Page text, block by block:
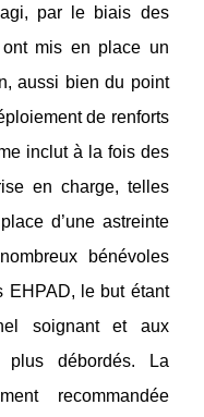
par le biais des
mis en place un
aussi bien du point
de renforts
inclut à la fois des
en charge, telles
d’une astreinte
bénévoles
EHPAD, le but étant
soignant et aux
débordés. La
recommandée